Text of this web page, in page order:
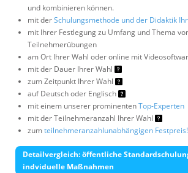
und kombinieren können.
mit derSchulungsmethode und der Didaktik
mit Ihrer Festlegung zu Umfang und Thema
Teilnehmerübungen
am Ort Ihrer Wahl oder online mit
mit der Dauer Ihrer Wahl
zum Zeitpunkt Ihrer Wahl
auf Deutsch oder Englisch
mit einem unserer prominentenTop-Experten
mit der Teilnehmeranzahl Ihrer Wahl
zumteilnehmeranzahlunabhängigen Festpreis!
Detailvergleich: öffentliche
indviduelle Maßnahmen